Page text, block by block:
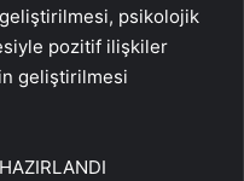
psikolojik
pozitif ilişkiler
geliştirilmesi